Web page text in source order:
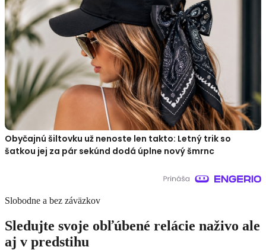
Obyčajnú šiltovku už nenoste len takto: Letný trik so
šatkou jej za pár sekúnd dodá úplne nový šmrnc
Slobodne a bez záväzkov
Sledujte svoje obľúbené relácie naživo ale
aj v predstihu